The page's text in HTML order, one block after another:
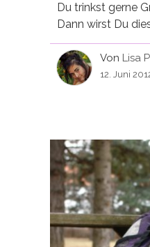
Du trinkst gerne
Dann wirst Du
Von Lisa
12. Juni